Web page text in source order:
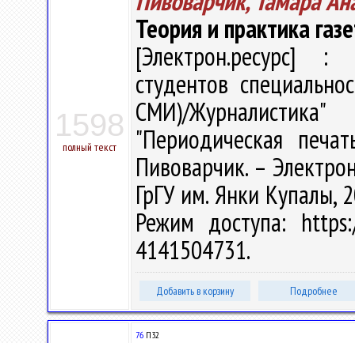
1598
полный текст
Теория и практика
[Электрон.ресурс] :
студентов
СМИ)/
"Периодическая
Пивоварчик. –
ГрГУ им. Янки Купалы,
Режим доступа:
4141504731.
Добавить в корзину Подробнее
76 П32